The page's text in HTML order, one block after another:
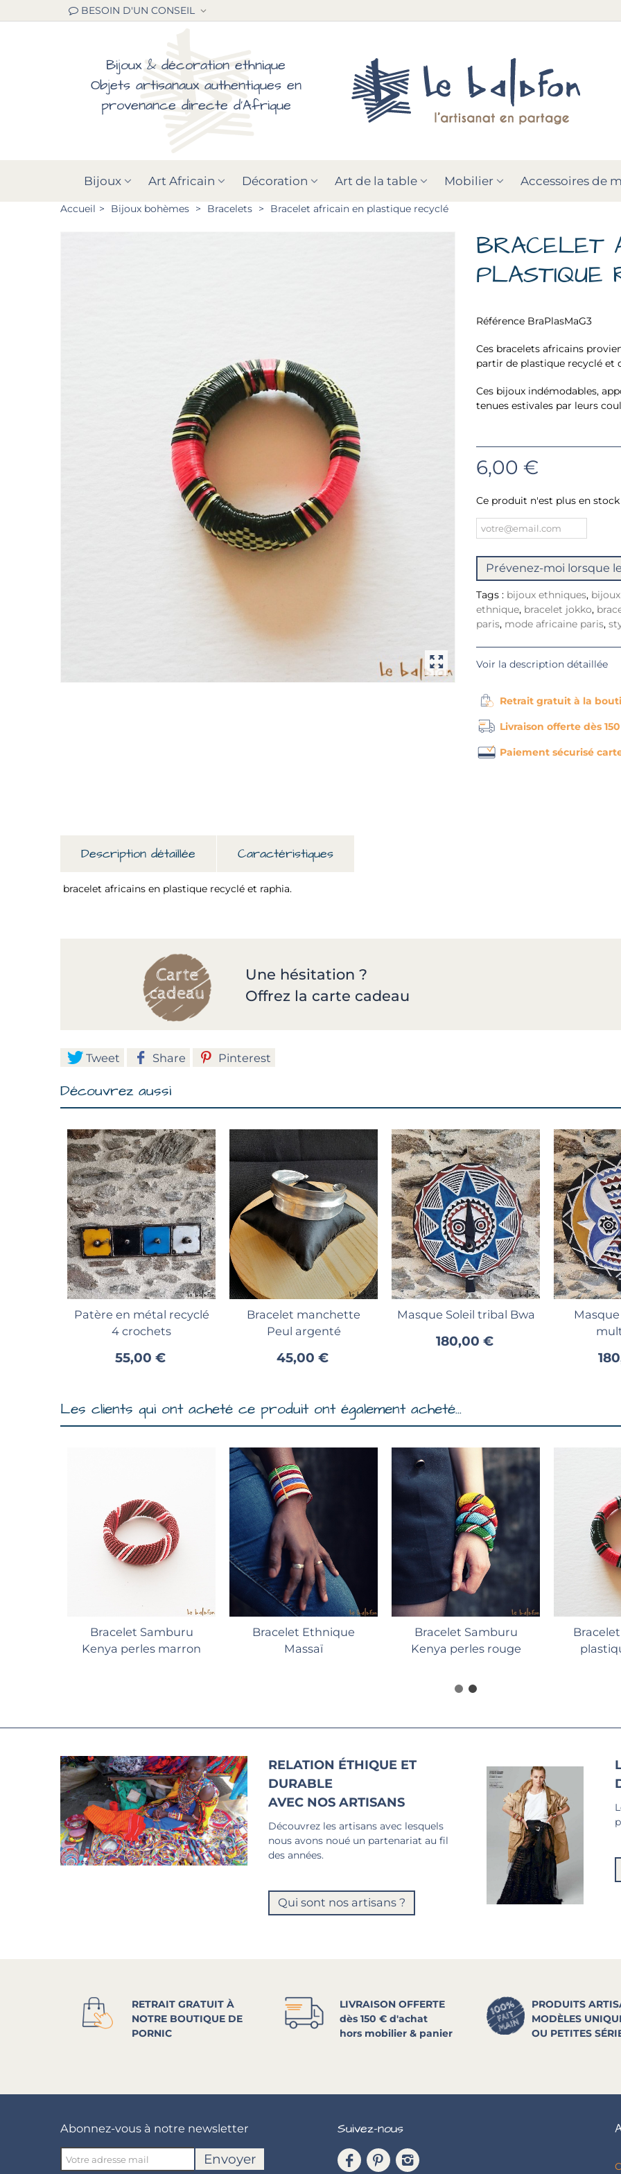
BESOIN D'UN CONSEIL
Bijoux & décoration ethnique
Objets artisanaux authentiques en
provenance directe d'Afrique
Bijoux Art Africain Décoration Art de la table Mobilier Accessoires de
Accueil > Bijoux bohèmes > Bracelets > Bracelet africain en plastique recyclé
BRACELET
PLASTIQUE
Référence BraPlasMaG3
Ces bracelets africains
partir de plastique recyclé et
Ces bijoux indémodables,
tenues estivales par leurs
6,00 €
Ce produit n'est plus en stock
Prévenez-moi lorsque
Tags : bijoux ethniques,
ethnique, bracelet jokko,
paris, mode africaine paris,
Voir la description détaillée
Retrait gratuit à la
Livraison offerte dès
Paiement sécurisé
Description détaillée Caractéristiques
bracelet africains en plastique recyclé et raphia.
Une hésitation ?
Offrez la carte cadeau
Tweet Share Pinterest
Découvrez aussi
Ajouter au panier
Patère en métal recyclé
4 crochets
55,00 €
Ajouter au panier
Bracelet manchette
Peul argenté
45,00 €
Ajouter au panier
Masque Soleil tribal Bwa
180,00 €
Masque
Les clients qui ont acheté ce produit ont également acheté...
Ajouter au panier
Bracelet Samburu
Kenya perles marron
Bracelet Ethnique
Massaï
Ajouter au panier
Bracelet Samburu
Kenya perles rouge
RELATION ÉTHIQUE ET
DURABLE
AVEC NOS ARTISANS
Découvrez les artisans avec lesquels
nous avons noué un partenariat au fil
des années.
Qui sont nos artisans ?
RETRAIT GRATUIT À
NOTRE BOUTIQUE DE
PORNIC
LIVRAISON OFFERTE
dès 150 € d'achat
hors mobilier & panier
PRODUITS
MODÈLES
OU PETITES
Abonnez-vous à notre newsletter
Envoyer
Suivez-nous